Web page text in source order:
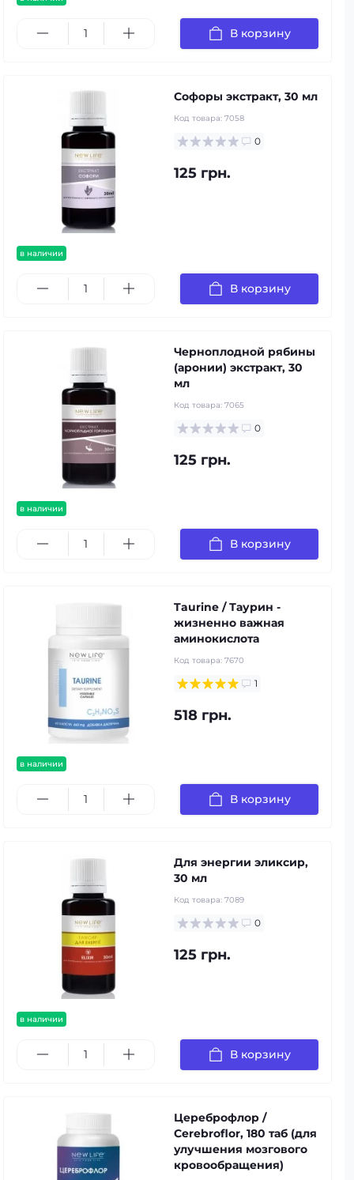
В корзину
в наличии
Софоры экстракт, 30 мл
Код товара: 7058
0
125 грн.
В корзину
в наличии
Черноплодной рябины
(аронии) экстракт, 30
мл
Код товара: 7065
0
125 грн.
В корзину
в наличии
Taurine / Таурин -
жизненно важная
аминокислота
Код товара: 7670
1
518 грн.
В корзину
в наличии
Для энергии эликсир,
30 мл
Код товара: 7089
0
125 грн.
В корзину
Цереброфлор /
Cerebroflor, 180 таб (для
улучшения мозгового
кровообращения)